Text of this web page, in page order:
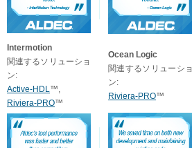
Intermotion
関連するソリューショ
ン:
Active-HDL™,
Riviera-PRO™
Ocean Logic
関連するソリューショ
ン:
Riviera-PRO™